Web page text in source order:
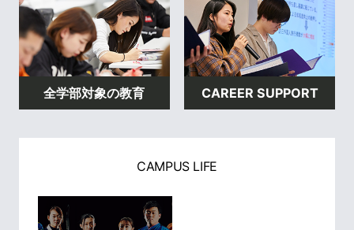
全学部対象の教育 CAREER SUPPORT
CAMPUS LIFE